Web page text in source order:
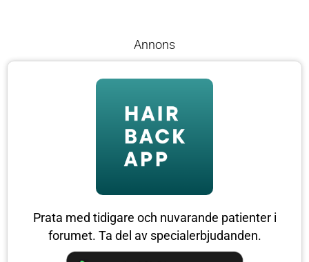
Annons
Prata med tidigare och nuvarande patienter i
forumet. Ta del av specialerbjudanden.